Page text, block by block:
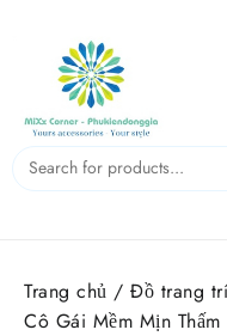
content
Trang chủ / Đồ trang trí
Cô Gái Mềm Mịn